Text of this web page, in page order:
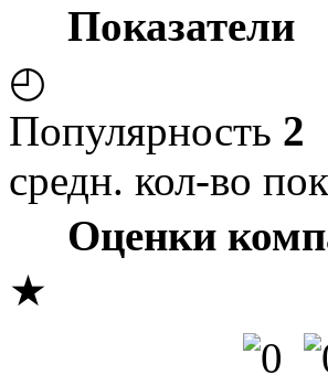
Показатели
◴
Популярность 2
средн. кол-во
Оценки
★